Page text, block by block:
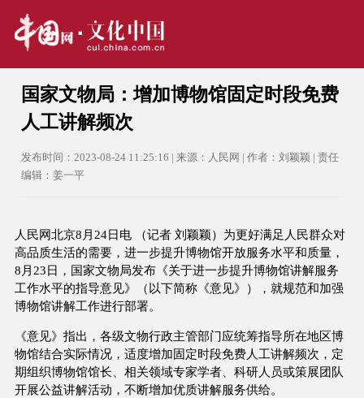
国家文物局：增加博物馆固定时段免费
人工讲解频次
发布时间：2023-08-24 11:25:16 | 来源：人民网 | 作者：刘颖颖 | 责任
编辑：姜一平
人民网北京8月24日电 （记者 刘颖颖）为更好满足人民群众对
高品质生活的需要，进一步提升博物馆开放服务水平和质量，
8月23日，国家文物局发布《关于进一步提升博物馆讲解服务
工作水平的指导意见》（以下简称《意见》），就规范和加强
博物馆讲解工作进行部署。
《意见》指出，各级文物行政主管部门应统筹指导所在地区博
物馆结合实际情况，适度增加固定时段免费人工讲解频次，定
期组织博物馆馆长、相关领域专家学者、科研人员或策展团队
开展公益讲解活动，不断增加优质讲解服务供给。